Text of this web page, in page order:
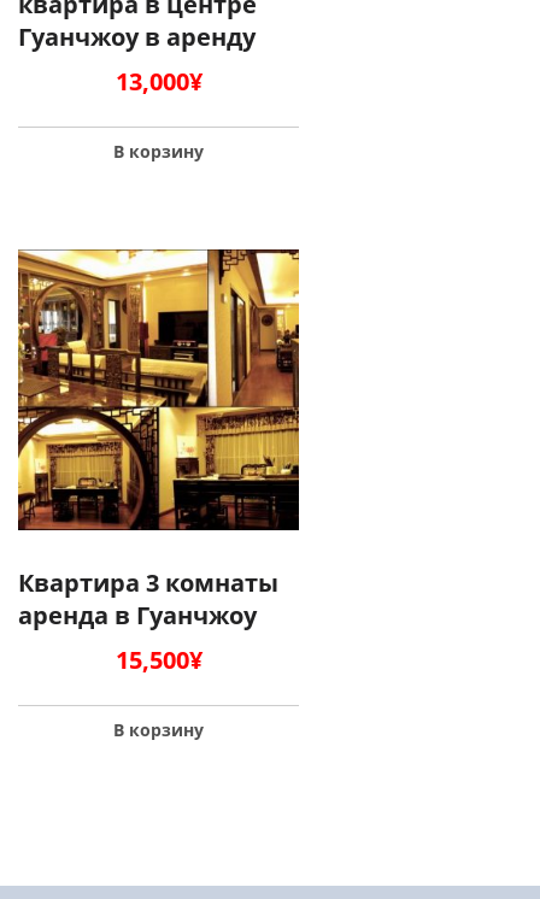
Гуанчжоу в аренду
13,000¥
В корзину
Квартира 3 комнаты
аренда в Гуанчжоу
15,500¥
В корзину